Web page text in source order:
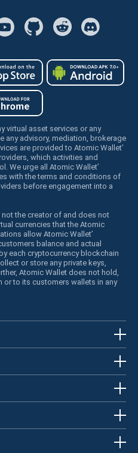
virtual asset services or any
any advisory, mediation, brokerage
are provided to Atomic Wallet’
which activities and
We urge all Atomic Wallet’
with the terms and conditions of
before engagement into a
the creator of and does not
currencies that the Atomic
allow Atomic Wallet’
balance and actual
each cryptocurrency blockchain
or store any private keys,
Atomic Wallet does not hold,
or to its customers wallets in any